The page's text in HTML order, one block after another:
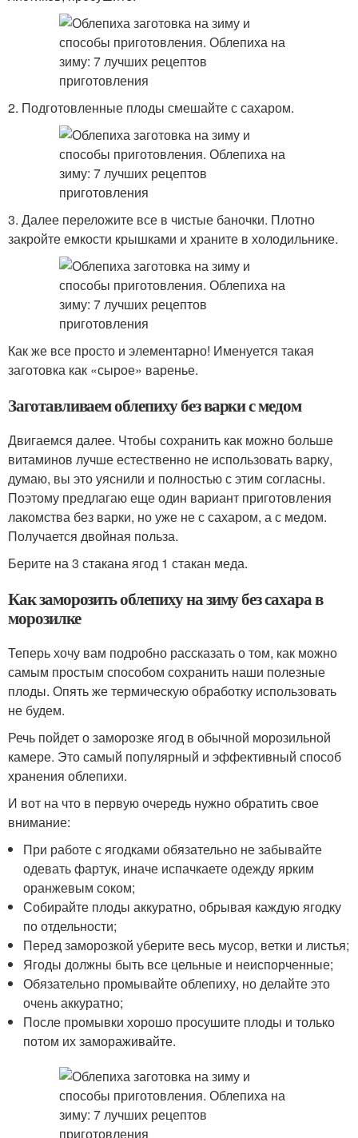
2. Подготовленные плоды смешайте с сахаром.
3. Далее переложите все в чистые баночки. Плотно
закройте емкости крышками и храните в холодильнике.
Как же все просто и элементарно! Именуется такая
заготовка как «сырое» варенье.
Заготавливаем облепиху без варки с медом
Двигаемся далее. Чтобы сохранить как можно больше
витаминов лучше естественно не использовать варку,
думаю, вы это уяснили и полностью с этим согласны.
Поэтому предлагаю еще один вариант приготовления
лакомства без варки, но уже не с сахаром, а с медом.
Получается двойная польза.
Берите на 3 стакана ягод 1 стакан меда.
Как заморозить облепиху на зиму без сахара в
морозилке
Теперь хочу вам подробно рассказать о том, как можно
самым простым способом сохранить наши полезные
плоды. Опять же термическую обработку использовать
не будем.
Речь пойдет о заморозке ягод в обычной морозильной
камере. Это самый популярный и эффективный способ
хранения облепихи.
И вот на что в первую очередь нужно обратить свое
внимание:
При работе с ягодками обязательно не забывайте
одевать фартук, иначе испачкаете одежду ярким
оранжевым соком;
Собирайте плоды аккуратно, обрывая каждую ягодку
по отдельности;
Перед заморозкой уберите весь мусор, ветки и листья;
Ягоды должны быть все цельные и неиспорченные;
Обязательно промывайте облепиху, но делайте это
очень аккуратно;
После промывки хорошо просушите плоды и только
потом их замораживайте.